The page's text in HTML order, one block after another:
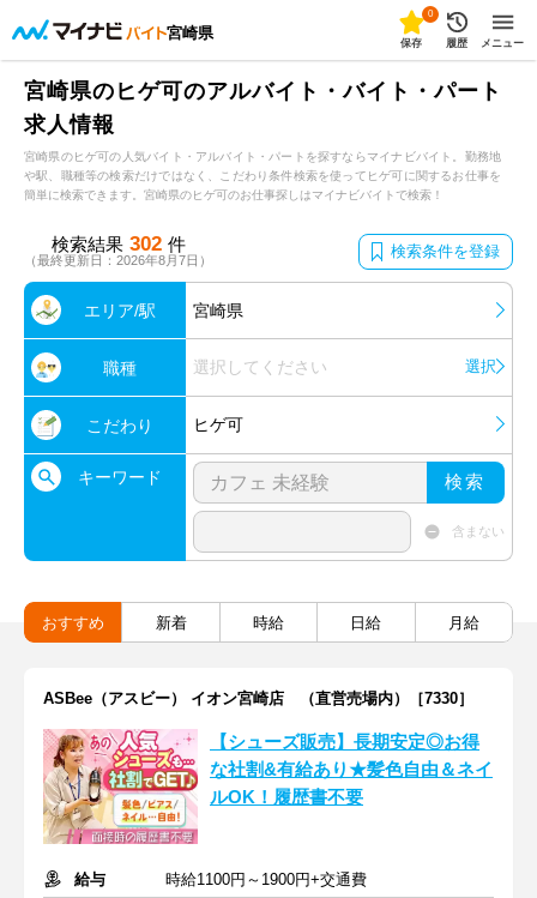
宮崎県
0
保存 履歴 メニュー
宮崎県のヒゲ可のアルバイト・バイト・パート
求人情報
宮崎県のヒゲ可の人気バイト・アルバイト・パートを探すならマイナビバイト。勤務地
や駅、職種等の検索だけではなく、こだわり条件検索を使ってヒゲ可に関するお仕事を
簡単に検索できます。宮崎県のヒゲ可のお仕事探しはマイナビバイトで検索！
検索結果 302 件
（最終更新日：2026年8月7日） 検索条件を登録
エリア/駅 宮崎県
職種 選択してください 選択
こだわり ヒゲ可
キーワード 検索
含まない
おすすめ 新着 時給 日給 月給
ASBee（アスビー） イオン宮崎店 （直営売場内）［7330］
【シューズ販売】長期安定◎お得
な社割&有給あり★髪色自由＆ネイ
ルOK！履歴書不要
給与
時給1100円～1900円+交通費